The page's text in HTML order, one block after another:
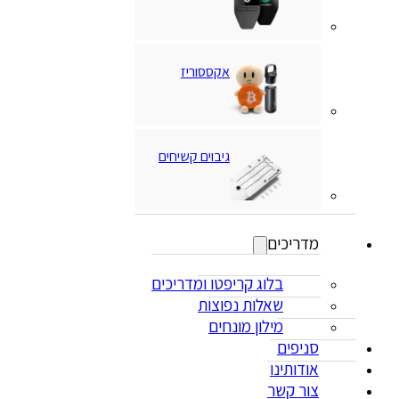
אקססוריז
גיבוים קשיחים
מדריכים
בלוג קריפטו ומדריכים
שאלות נפוצות
מילון מונחים
סניפים
אודותינו
צור קשר